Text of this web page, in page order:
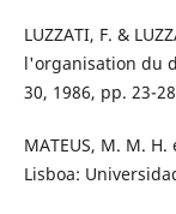
LUZZATI, F. &
l'organisation du
30, 1986, pp. 23-
MATEUS, M. M.
Lisboa: